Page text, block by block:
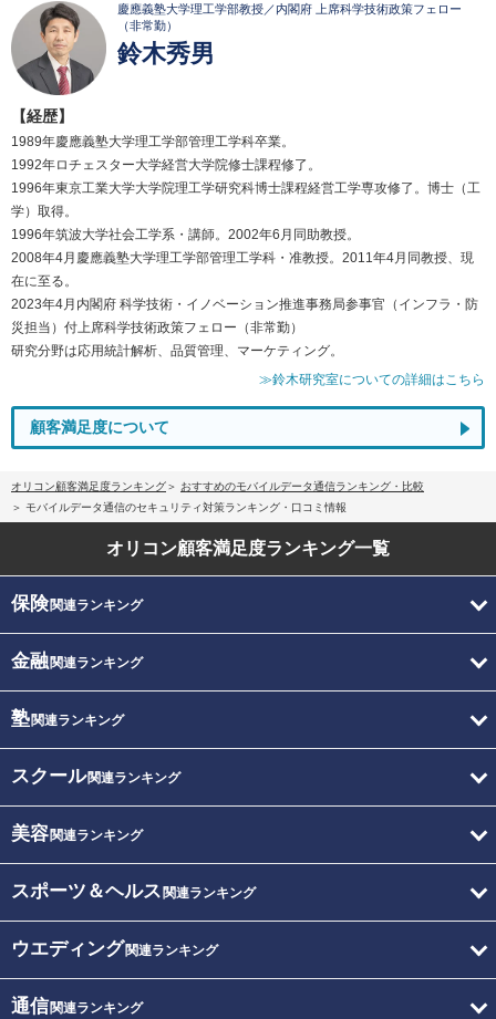
慶應義塾大学理工学部教授／内閣府 上席科学技術政策フェロー
（非常勤）
鈴木秀男
【経歴】
1989年慶應義塾大学理工学部管理工学科卒業。
1992年ロチェスター大学経営大学院修士課程修了。
1996年東京工業大学大学院理工学研究科博士課程経営工学専攻修了。博士（工
学）取得。
1996年筑波大学社会工学系・講師。2002年6月同助教授。
2008年4月慶應義塾大学理工学部管理工学科・准教授。2011年4月同教授、現
在に至る。
2023年4月内閣府 科学技術・イノベーション推進事務局参事官（インフラ・防
災担当）付上席科学技術政策フェロー（非常勤）
研究分野は応用統計解析、品質管理、マーケティング。
≫鈴木研究室についての詳細はこちら
顧客満足度について
オリコン顧客満足度ランキング
おすすめのモバイルデータ通信ランキング・比較
モバイルデータ通信のセキュリティ対策ランキング・口コミ情報
オリコン顧客満足度ランキング一覧
保険関連ランキング
金融関連ランキング
塾関連ランキング
スクール関連ランキング
美容関連ランキング
スポーツ＆ヘルス 関連ランキング
ウエディング関連ランキング
通信関連ランキング